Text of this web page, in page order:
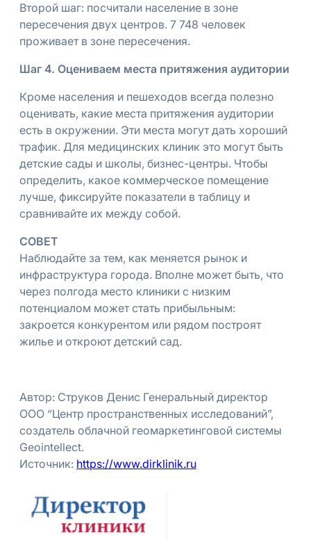
Второй шаг: посчитали население в зоне
пересечения двух центров. 7 748 человек
проживает в зоне пересечения.
Шаг 4. Оцениваем места притяжения аудитории
Кроме населения и пешеходов всегда полезно
оценивать, какие места притяжения аудитории
есть в окружении. Эти места могут дать хороший
трафик. Для медицинских клиник это могут быть
детские сады и школы, бизнес-центры. Чтобы
определить, какое коммерческое помещение
лучше, фиксируйте показатели в таблицу и
сравнивайте их между собой.
СОВЕТ
Наблюдайте за тем, как меняется рынок и
инфраструктура города. Вполне может быть, что
через полгода место клиники с низким
потенциалом может стать прибыльным:
закроется конкурентом или рядом построят
жилье и откроют детский сад.
Автор: Струков Дениc Генеральный директор
ООО “Центр пространственных исследований”,
создатель облачной геомаркетинговой системы
Geointellect.
Источник: https://www.dirklinik.ru